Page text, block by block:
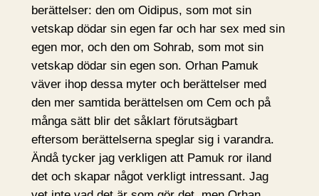
berättelser: den om Oidipus, som mot sin
vetskap dödar sin egen far och har sex med sin
egen mor, och den om Sohrab, som mot sin
vetskap dödar sin egen son. Orhan Pamuk
väver ihop dessa myter och berättelser med
den mer samtida berättelsen om Cem och på
många sätt blir det såklart förutsägbart
eftersom berättelserna speglar sig i varandra.
Ändå tycker jag verkligen att Pamuk ror iland
det och skapar något verkligt intressant. Jag